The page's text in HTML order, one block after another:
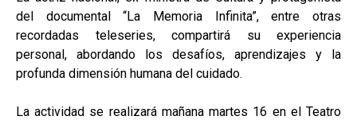
del documental “La Memoria Infinita”, entre otras
recordadas teleseries, compartirá su experiencia
personal, abordando los desafíos, aprendizajes y la
profunda dimensión humana del cuidado.
La actividad se realizará mañana martes 16 en el Teatro